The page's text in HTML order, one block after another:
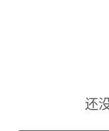
加入组织，不
斗力，真正把
靠的“温馨家园
贺，向关心支
还